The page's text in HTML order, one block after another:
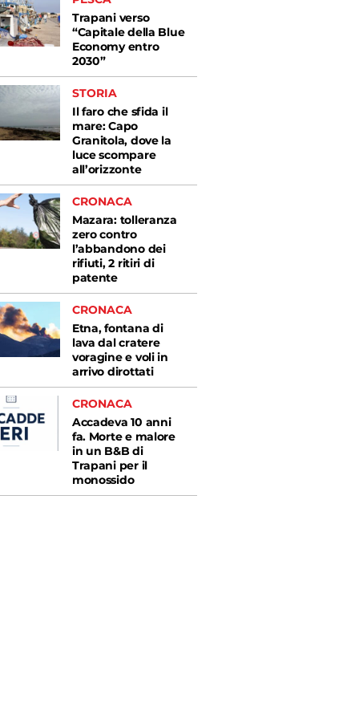
Trapani verso
“Capitale della Blue
Economy entro
2030”
STORIA
Il faro che sfida il
mare: Capo
Granitola, dove la
luce scompare
all’orizzonte
CRONACA
Mazara: tolleranza
zero contro
l’abbandono dei
rifiuti, 2 ritiri di
patente
CRONACA
Etna, fontana di
lava dal cratere
voragine e voli in
arrivo dirottati
CRONACA
Accadeva 10 anni
fa. Morte e malore
in un B&B di
Trapani per il
monossido